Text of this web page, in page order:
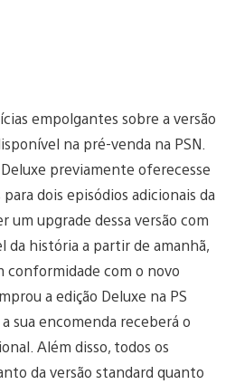
empolgantes sobre a versão
na pré-venda na PSN.
previamente oferecesse
dois episódios adicionais da
um upgrade dessa versão com
da história a partir de amanhã,
conformidade com o novo
a edição Deluxe na PS
sua encomenda receberá o
Além disso, todos os
da versão standard quanto